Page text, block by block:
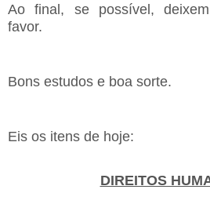
Ao final, se possível,
favor.
Bons estudos e boa sorte.
Eis os itens de hoje:
DIREITOS